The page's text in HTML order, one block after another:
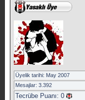
Üyelik tarihi: May 2007
Mesajlar: 3.392
Tecrübe Puanı: 0